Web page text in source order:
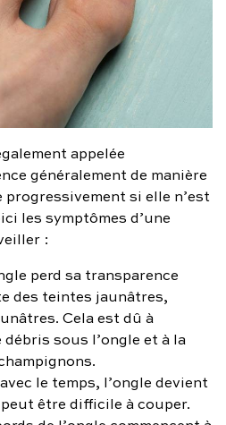
appelée
généralement de manière
progressivement si elle n’est
les symptômes d’une
:
perd sa transparence
des teintes jaunâtres,
Cela est dû à
sous l’ongle et à la
le temps, l’ongle devient
être difficile à couper.